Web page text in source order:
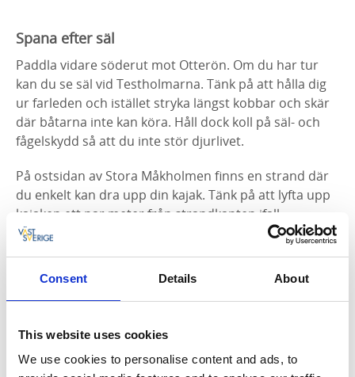
Consent Details About
This website uses cookies
We use cookies to personalise content and ads, to
Spana efter säl
Paddla vidare söderut mot Otterön. Om du har tur
kan du se säl vid Testholmarna. Tänk på att hålla dig
ur farleden och istället stryka längst kobbar och skär
där båtarna inte kan köra. Håll dock koll på säl- och
fågelskydd så att du inte stör djurlivet.
På ostsidan av Stora Måkholmen finns en strand där
du enkelt kan dra upp din kajak. Tänk på att lyfta upp
kajaken ett par meter från strandkanten ifall
vattennivån skulle stiga under din paus. Härifrån ser
tångodling i ostlig riktning. Tänk på att inte paddla